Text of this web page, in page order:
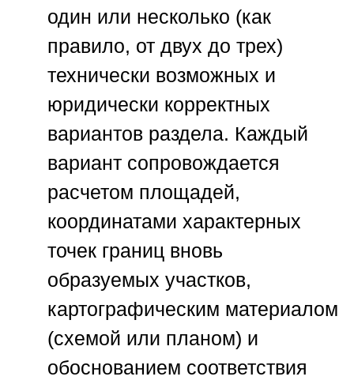
один или несколько (как
правило, от двух до трех)
технически возможных и
юридически корректных
вариантов раздела. Каждый
вариант сопровождается
расчетом площадей,
координатами характерных
точек границ вновь
образуемых участков,
картографическим материалом
(схемой или планом) и
обоснованием соответствия